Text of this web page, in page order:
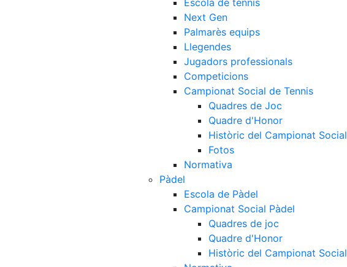
Escola de tennis
Next Gen
Palmarès equips
Llegendes
Jugadors professionals
Competicions
Campionat Social de Tennis
Quadres de Joc
Quadre d'Honor
Històric del Campionat Social
Fotos
Normativa
Pàdel
Escola de Pàdel
Campionat Social Pàdel
Quadres de joc
Quadre d'Honor
Històric del Campionat Social